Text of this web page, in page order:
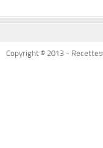
Copyright © 2013 -